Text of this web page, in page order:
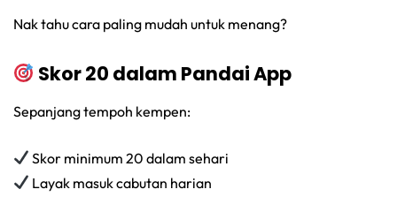
Nak tahu cara paling mudah untuk menang?
Skor 20 dalam Pandai App
Sepanjang tempoh kempen:
Skor minimum 20 dalam sehari
Layak masuk cabutan harian